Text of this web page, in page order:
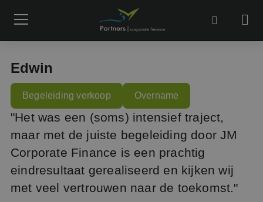
Edwin
Begeleiding verkoop Overname
"Het was een (soms) intensief traject,
maar met de juiste begeleiding door JM
Corporate Finance is een prachtig
eindresultaat gerealiseerd en kijken wij
met veel vertrouwen naar de toekomst."